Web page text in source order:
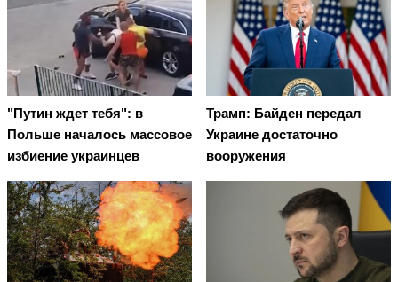
"Путин ждет тебя": в
Польше началось массовое
избиение украинцев
Трамп: Байден передал
Украине достаточно
вооружения